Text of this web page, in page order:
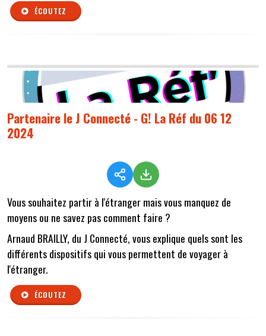
ÉCOUTEZ
Partenaire le J Connecté - G! La Réf du 06 12
2024
Vous souhaitez partir à l'étranger mais vous manquez de
moyens ou ne savez pas comment faire ?
Arnaud BRAILLY, du J Connecté, vous explique quels sont les
différents dispositifs qui vous permettent de voyager à
l'étranger.
ÉCOUTEZ